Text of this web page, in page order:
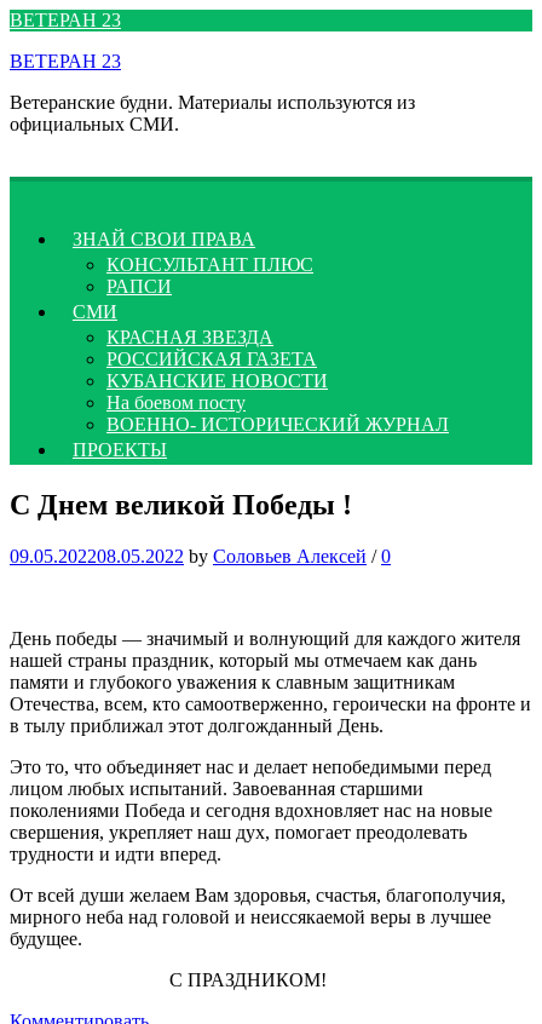
Перейти
содержимому
ВЕТЕРАН 23
ВЕТЕРАН 23
Ветеранские будни. Материалы используются из
официальных СМИ.
ЗНАЙ СВОИ ПРАВА
КОНСУЛЬТАНТ ПЛЮС
РАПСИ
СМИ
КРАСНАЯ ЗВЕЗДА
РОССИЙСКАЯ ГАЗЕТА
КУБАНСКИЕ НОВОСТИ
На боевом посту
ВОЕННО- ИСТОРИЧЕСКИЙ ЖУРНАЛ
ПРОЕКТЫ
С Днем великой Победы !
09.05.202208.05.2022 by Соловьев Алексей / 0
День победы — значимый и волнующий для каждого жителя
нашей страны праздник, который мы отмечаем как дань
памяти и глубокого уважения к славным защитникам
Отечества, всем, кто самоотверженно, героически на фронте и
в тылу приближал этот долгожданный День.
Это то, что объединяет нас и делает непобедимыми перед
лицом любых испытаний. Завоеванная старшими
поколениями Победа и сегодня вдохновляет нас на новые
свершения, укрепляет наш дух, помогает преодолевать
трудности и идти вперед.
От всей души желаем Вам здоровья, счастья, благополучия,
мирного неба над головой и неиссякаемой веры в лучшее
будущее.
​ ​ ​ ​ ​ ​ ​ ​ ​ ​ ​ ​ ​ ​ ​ ​ ​ ​ ​ ​ ​ ​ ​ ​ ​ ​ ​ ​ ​ ​ ​ ​ ​ С ПРАЗДНИКОМ!